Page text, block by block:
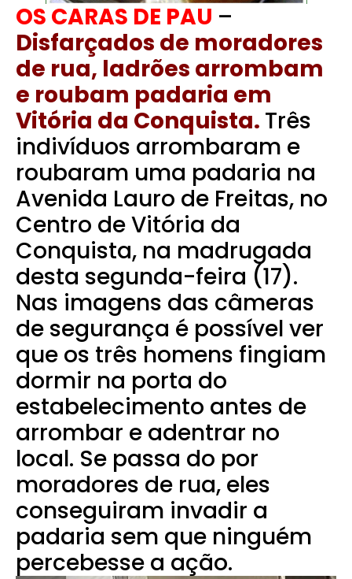
OS CARAS DE PAU –
Disfarçados de moradores
de rua, ladrões arrombam
e roubam padaria em
Vitória da Conquista. Três
indivíduos arrombaram e
roubaram uma padaria na
Avenida Lauro de Freitas, no
Centro de Vitória da
Conquista, na madrugada
desta segunda-feira (17).
Nas imagens das câmeras
de segurança é possível ver
que os três homens fingiam
dormir na porta do
estabelecimento antes de
arrombar e adentrar no
local. Se passa do por
moradores de rua, eles
conseguiram invadir a
padaria sem que ninguém
percebesse a ação.